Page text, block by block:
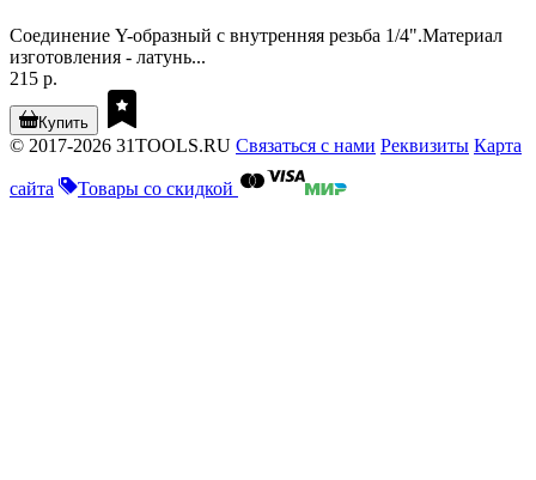
Соединение Y-образный с внутренняя резьба 1/4".Материал
изготовления - латунь...
215 р.
Купить
© 2017-2026 31TOOLS.RU Связаться с нами Реквизиты Карта
сайта Товары со скидкой